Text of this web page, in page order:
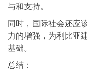
与和支持。
同时，国际社会还应
力的增强，为利比亚
基础。
总结：